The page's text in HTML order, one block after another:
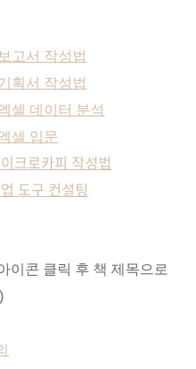
고서 작성법
획서 작성법
셀 데이터 분석
셀 입문
크로카피 작성법
도구 컨설팅
이콘 클릭 후 책 제목으로